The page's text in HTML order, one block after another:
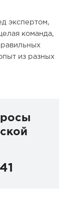
экспертом,
команда,
из разных